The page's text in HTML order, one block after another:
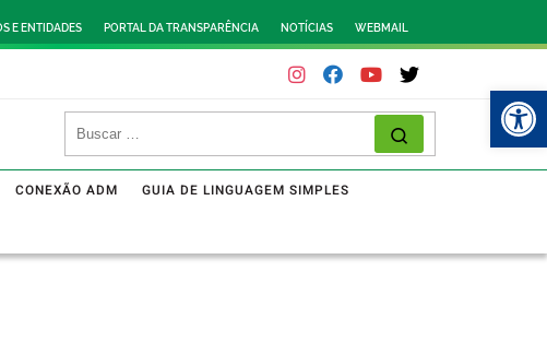
E ENTIDADES PORTAL DA TRANSPARÊNCIA NOTÍCIAS WEBMAIL
CONEXÃO ADM GUIA DE LINGUAGEM SIMPLES